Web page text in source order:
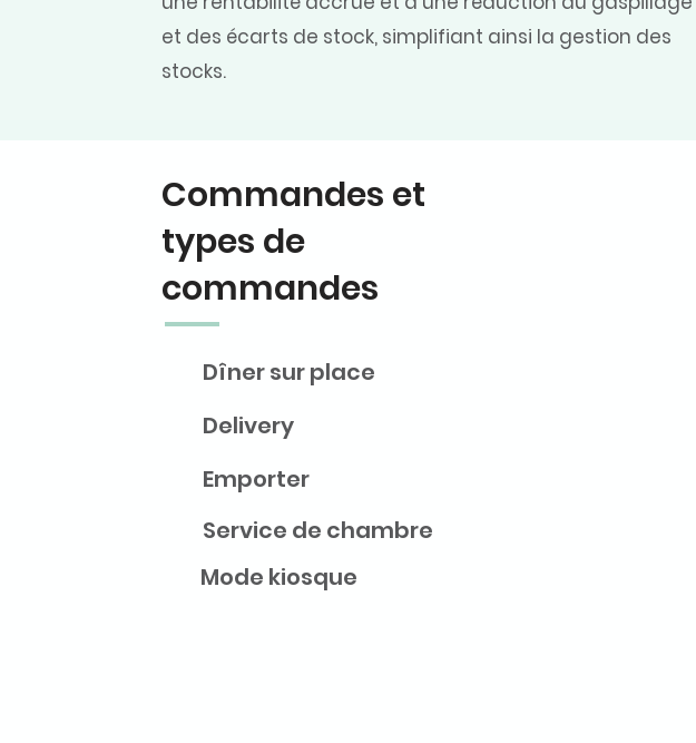
et des écarts de stock, simplifiant ainsi la gestion des
stocks.
Commandes et
types de
commandes
Dîner sur place
Delivery
Emporter
Service de chambre
Mode kiosque